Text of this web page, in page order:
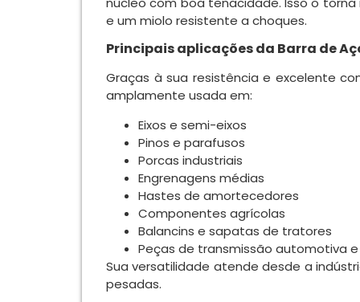
e um miolo resistente a choques.
Principais aplicações da Barra de
Graças à sua resistência e excelente
amplamente usada em:
Eixos e semi-eixos
Pinos e parafusos
Porcas industriais
Engrenagens médias
Hastes de amortecedores
Componentes agrícolas
Balancins e sapatas de tratores
Peças de transmissão automotiva
Sua versatilidade atende desde a
pesadas.